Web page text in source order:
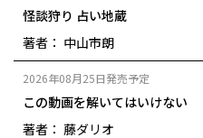
怪談狩り 占い地蔵
著者： 中山市朗
2026年08月25日発売予定
この動画を解いてはいけない
著者： 藤ダリオ